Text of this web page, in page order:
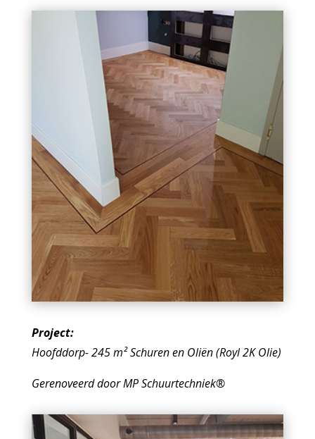
Project:
Hoofddorp- 245m² Schuren en Oliën (Royl 2K Olie)
Gerenoveerd door MP Schuurtechniek®